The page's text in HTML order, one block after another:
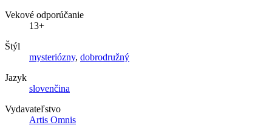
Vekové odporúčanie
13+
Štýl
mysteriózny, dobrodružný
Jazyk
slovenčina
Vydavateľstvo
Artis Omnis